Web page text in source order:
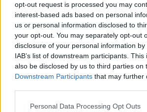
opt-out request is processed you may
interest-based ads based on personal
us or personal information disclosed to
your opt-out. You may separately opt-out
disclosure of your personal information
IAB’s list of downstream participants.
also be disclosed by us to third parties on
Downstream Participants that may further
Personal Data Processing Opt Outs